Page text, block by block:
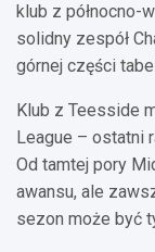
klub z północno-
solidny zespół
górnej części
Klub z Teesside
League – ostatni
Od tamtej pory
awansu, ale
sezon może być